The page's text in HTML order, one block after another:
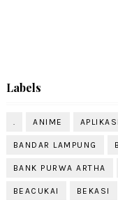
Labels
. ANIME APLIKASI
BANDAR LAMPUNG
BANK PURWA ARTHA
BEACUKAI BEKASI